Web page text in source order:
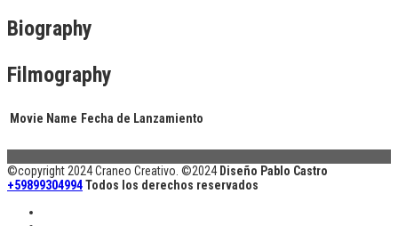
Biography
Filmography
Movie Name Fecha de Lanzamiento
©copyright 2024 Craneo Creativo. ©2024 Diseño Pablo Castro
+59899304994Todos los derechos reservados